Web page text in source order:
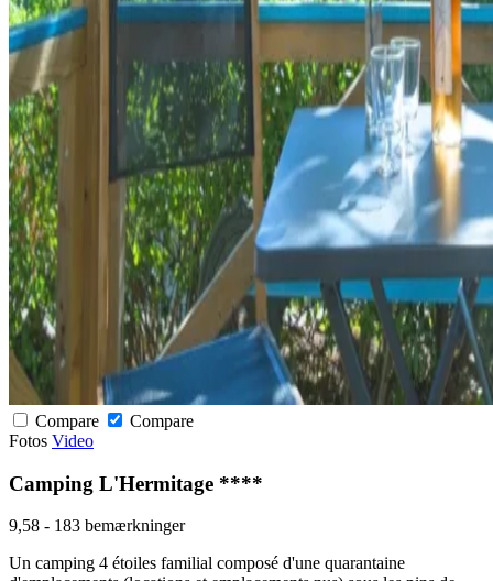
Compare
Compare
Fotos Video
Camping L'Hermitage ****
9,58 - 183 bemærkninger
Un camping 4 étoiles familial composé d'une quarantaine